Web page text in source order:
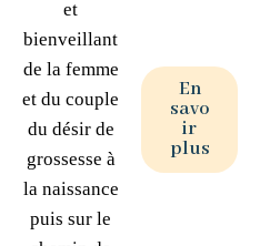
et
bienveillant
de la femme
et du couple
du désir de
grossesse à
la naissance
puis sur le
En
savo
ir
plus